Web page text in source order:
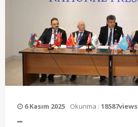
6 Kasım 2025 Okunma :18587views